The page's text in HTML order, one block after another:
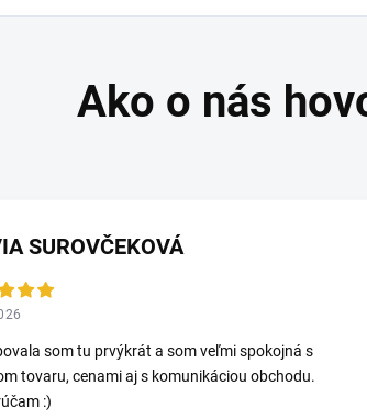
SUROVČEKOVÁ
som tu prvýkrát a som veľmi spokojná s
tovaru, cenami aj s komunikáciou obchodu.
:)